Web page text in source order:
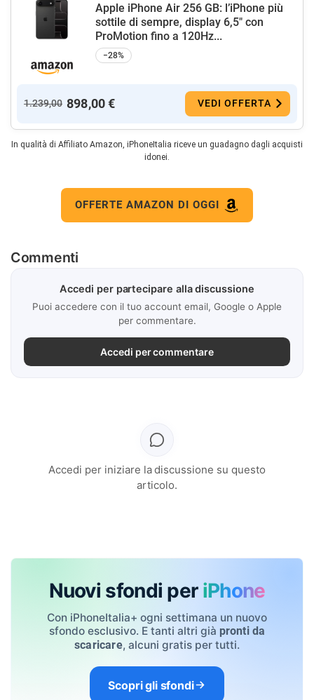
Apple iPhone Air 256 GB: l’iPhone più
sottile di sempre, display 6,5" con
ProMotion fino a 120Hz...
−28%
1.239,00 898,00 € VEDI OFFERTA
In qualità di Affiliato Amazon, iPhoneItalia riceve un guadagno dagli acquisti
idonei.
OFFERTE AMAZON DI OGGI
Commenti
Accedi per partecipare alla discussione
Puoi accedere con il tuo account email, Google o Apple
per commentare.
Accedi per commentare
Accedi per iniziare la discussione su questo
articolo.
Nuovi sfondi per iPhone
Con iPhoneItalia+ ogni settimana un nuovo
sfondo esclusivo. E tanti altri già pronti da
scaricare, alcuni gratis per tutti.
Scopri gli sfondi